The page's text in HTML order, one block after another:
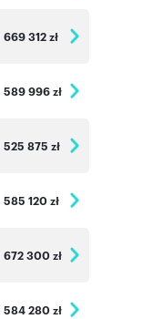
669 312 zł
589 996 zł
525 875 zł
585 120 zł
672 300 zł
584 280 zł